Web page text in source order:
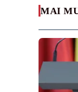
MAI